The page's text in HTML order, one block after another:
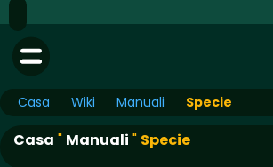
Casa Wiki Manuali Specie
Casa " Manuali " Specie